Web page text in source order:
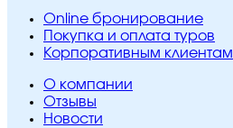
Online бронирование
Покупка и оплата туров
Корпоративным клиентам
O компании
Отзывы
Новости